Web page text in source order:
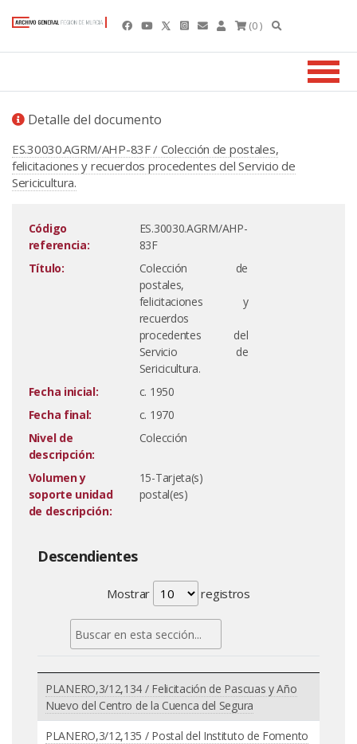
(0 )
Detalle del documento
ES.30030.AGRM/AHP-83F / Colección de postales,
felicitaciones y recuerdos procedentes del Servicio de
Sericicultura.
Código
referencia:
ES.30030.AGRM/AHP-
83F
Título:
Colección de
postales,
felicitaciones y
recuerdos
procedentes del
Servicio de
Sericicultura.
Fecha inicial:
c. 1950
Fecha final:
c. 1970
Nivel de
descripción:
Colección
Volumen y
soporte unidad
de descripción:
15-Tarjeta(s)
postal(es)
Descendientes
Mostrar registros
PLANERO,3/12,134 / Felicitación de Pascuas y Año
Nuevo del Centro de la Cuenca del Segura
PLANERO,3/12,135 / Postal del Instituto de Fomento